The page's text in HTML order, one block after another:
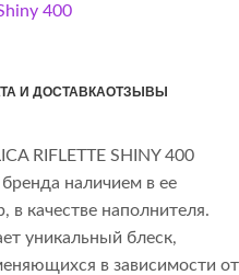
400
И ДОСТАВКАОТЗЫВЫ
RIFLETTE SHINY 400
наличием в ее
в качестве наполнителя.
уникальный блеск,
в зависимости от